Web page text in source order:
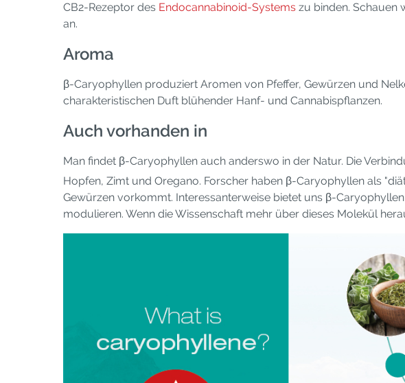
CB2-Rezeptor des Endocannabinoid-Systems zu binden. Schauen
an.
Aroma
β-Caryophyllen produziert Aromen von Pfeffer, Gewürzen und
charakteristischen Duft blühender Hanf- und Cannabispflanzen.
Auch vorhanden in
Man findet β-Caryophyllen auch anderswo in der Natur. Die
Hopfen, Zimt und Oregano. Forscher haben β-Caryophyllen als
Gewürzen vorkommt. Interessanterweise bietet uns β-
modulieren. Wenn die Wissenschaft mehr über dieses Molekül